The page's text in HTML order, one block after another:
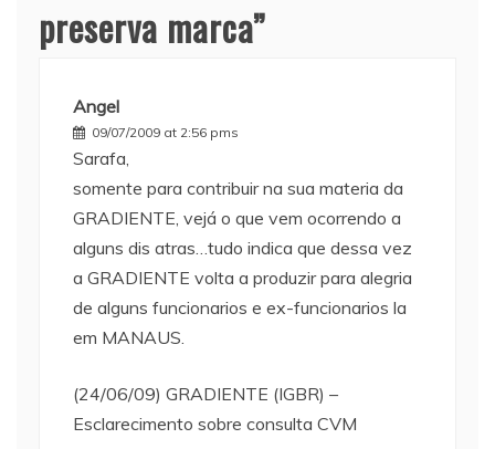
preserva marca”
Angel
09/07/2009 at 2:56 pms
Sarafa,
somente para contribuir na sua materia da
GRADIENTE, vejá o que vem ocorrendo a
alguns dis atras…tudo indica que dessa vez
a GRADIENTE volta a produzir para alegria
de alguns funcionarios e ex-funcionarios la
em MANAUS.
(24/06/09) GRADIENTE (IGBR) –
Esclarecimento sobre consulta CVM